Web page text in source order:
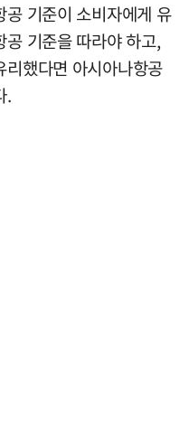
기준이 소비자에게 유
공 기준을 따라야 하고,
했다면 아시아나항공
.